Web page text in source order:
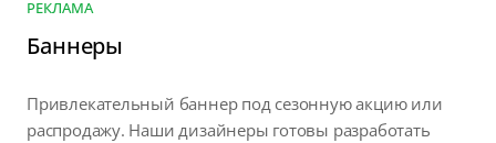
РЕКЛАМА
Баннеры
Привлекательный баннер под сезонную акцию или
распродажу. Наши дизайнеры готовы разработать